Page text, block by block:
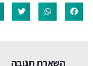
השארת תגובה